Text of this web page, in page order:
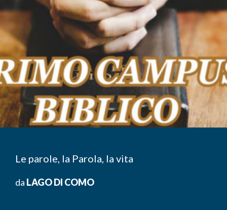
Le parole, la Parola, la vita
da LAGO DI COMO